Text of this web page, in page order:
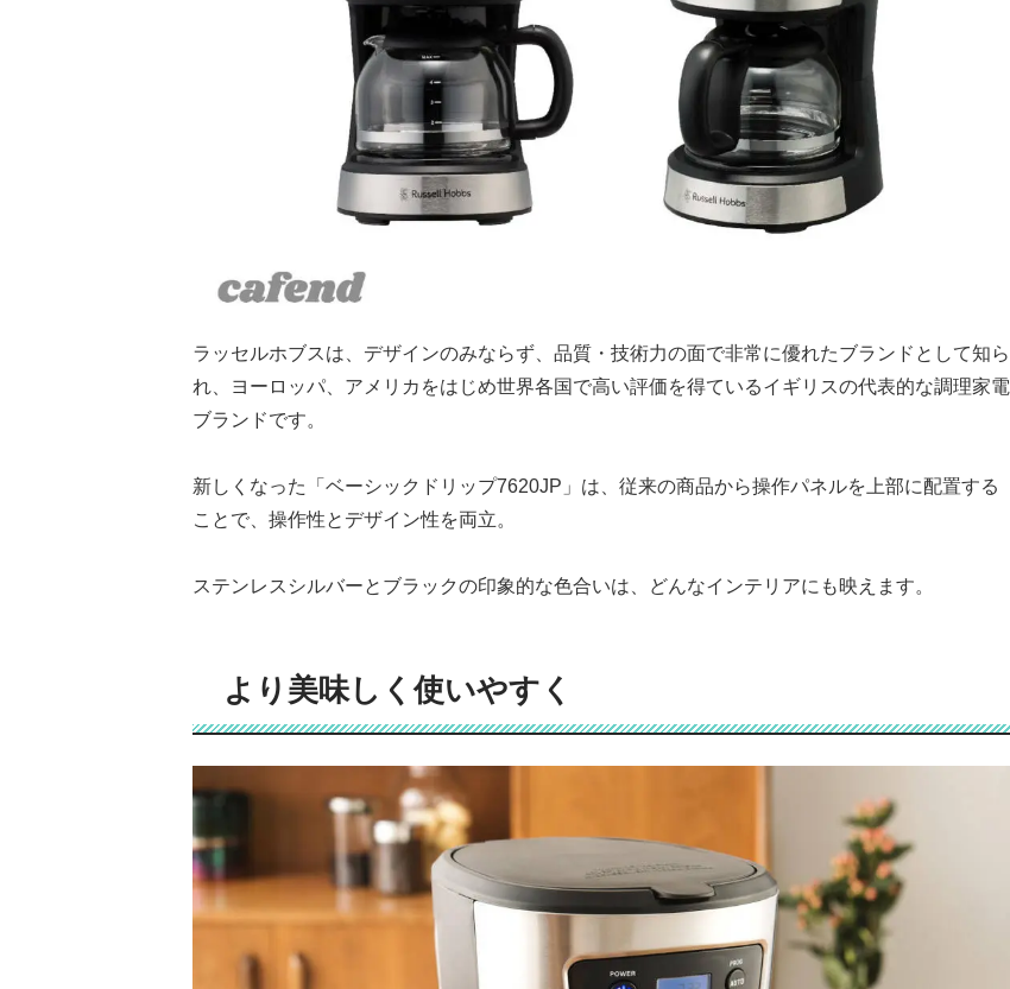
ラッセルホブスは、デザインのみならず、品質・技術力の面で非常に優れたブランドとして知ら
れ、ヨーロッパ、アメリカをはじめ世界各国で高い評価を得ているイギリスの代表的な調理家電
ブランドです。
新しくなった「ベーシックドリップ7620JP 」は、従来の商品から操作パネルを上部に配置する
ことで、操作性とデザイン性を両立。
ステンレスシルバーとブラックの印象的な色合いは、どんなインテリアにも映えます。
より美味しく使いやすく